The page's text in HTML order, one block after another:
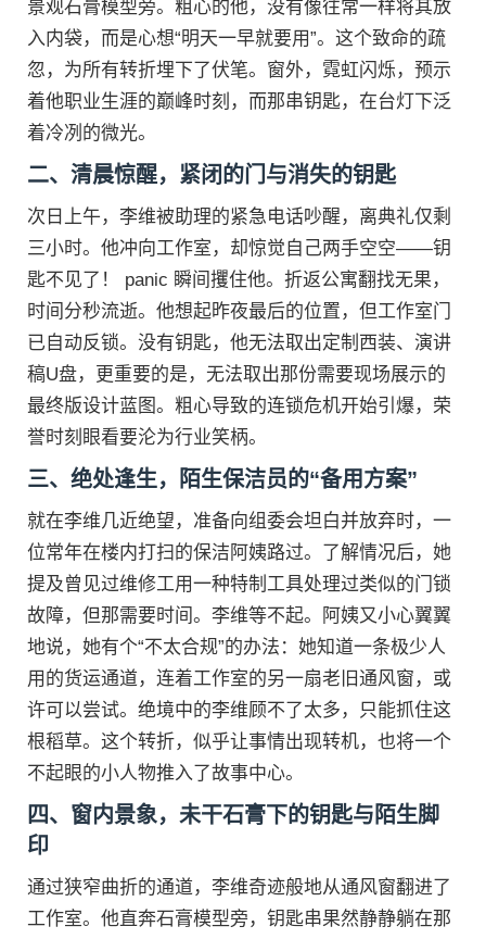
景观石膏模型旁。粗心的他，没有像往常一样将其放
入内袋，而是心想“明天一早就要用”。这个致命的疏
忽，为所有转折埋下了伏笔。窗外，霓虹闪烁，预示
着他职业生涯的巅峰时刻，而那串钥匙，在台灯下泛
着冷冽的微光。
二、清晨惊醒，紧闭的门与消失的钥匙
次日上午，李维被助理的紧急电话吵醒，离典礼仅剩
三小时。他冲向工作室，却惊觉自己两手空空——钥
匙不见了！ panic 瞬间攫住他。折返公寓翻找无果，
时间分秒流逝。他想起昨夜最后的位置，但工作室门
已自动反锁。没有钥匙，他无法取出定制西装、演讲
稿U盘，更重要的是，无法取出那份需要现场展示的
最终版设计蓝图。粗心导致的连锁危机开始引爆，荣
誉时刻眼看要沦为行业笑柄。
三、绝处逢生，陌生保洁员的“备用方案”
就在李维几近绝望，准备向组委会坦白并放弃时，一
位常年在楼内打扫的保洁阿姨路过。了解情况后，她
提及曾见过维修工用一种特制工具处理过类似的门锁
故障，但那需要时间。李维等不起。阿姨又小心翼翼
地说，她有个“不太合规”的办法：她知道一条极少人
用的货运通道，连着工作室的另一扇老旧通风窗，或
许可以尝试。绝境中的李维顾不了太多，只能抓住这
根稻草。这个转折，似乎让事情出现转机，也将一个
不起眼的小人物推入了故事中心。
四、窗内景象，未干石膏下的钥匙与陌生脚
印
通过狭窄曲折的通道，李维奇迹般地从通风窗翻进了
工作室。他直奔石膏模型旁，钥匙串果然静静躺在那